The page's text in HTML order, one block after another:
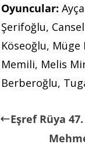
Oyuncular:
Şerifoğlu,
Köseoğlu,
Memili, Melis
Berberoğlu,
Eşref Rüya